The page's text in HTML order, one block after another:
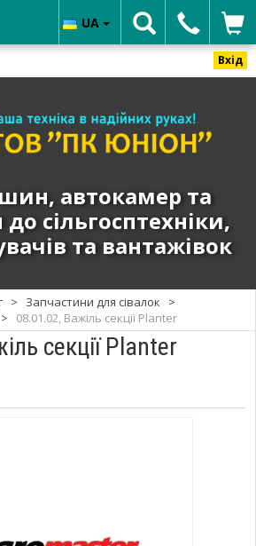
Вхід
автокамер та
сільгосптехніки,
та вантажівок
UA
> Запчастини для сівалок
>
> 08.01.02, Важіль секції Planter
секції Planter